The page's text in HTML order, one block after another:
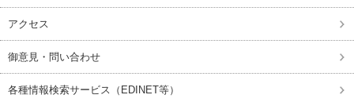
アクセス
御意見・問い合わせ
各種情報検索サービス（EDINET等）